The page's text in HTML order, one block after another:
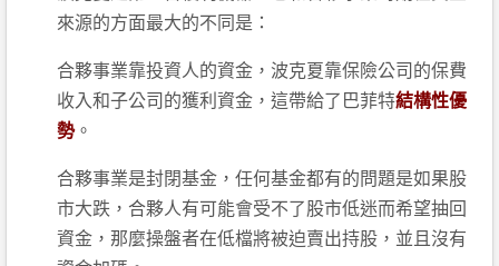
來源的方面最大的不同是：
合夥事業靠投資人的資金，波克夏靠保險公司的保費
收入和子公司的獲利資金，這帶給了巴菲特結構性優
勢。
合夥事業是封閉基金，任何基金都有的問題是如果股
市大跌，合夥人有可能會受不了股市低迷而希望抽回
資金，那麼操盤者在低檔將被迫賣出持股，並且沒有